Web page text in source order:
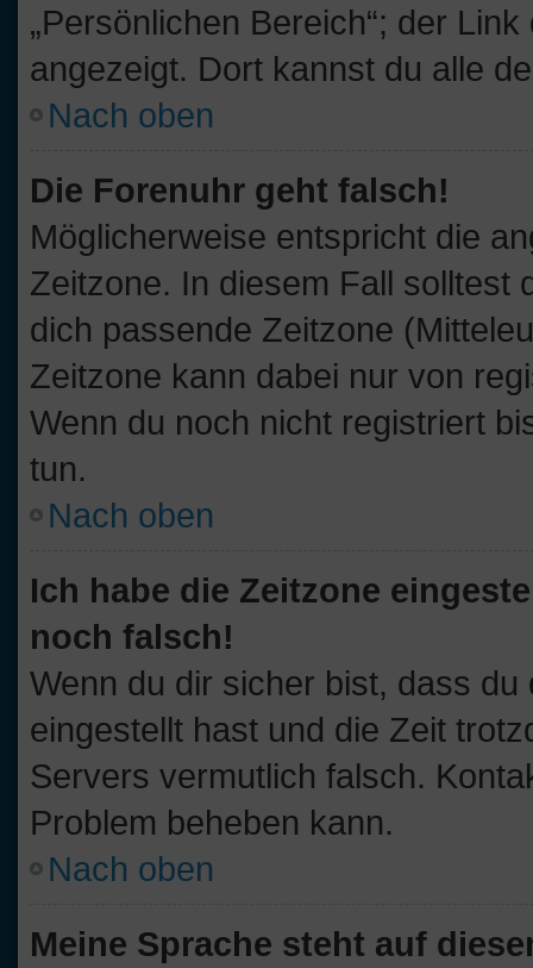
„Persönlichen Bereich“; der
angezeigt. Dort kannst du alle
Nach oben
Die Forenuhr geht falsch!
Möglicherweise entspricht die
Zeitzone. In diesem Fall solltest
dich passende Zeitzone
Zeitzone kann dabei nur von
Wenn du noch nicht registriert
tun.
Nach oben
Ich habe die Zeitzone
noch falsch!
Wenn du dir sicher bist, dass
eingestellt hast und die Zeit
Servers vermutlich falsch.
Problem beheben kann.
Nach oben
Meine Sprache steht auf